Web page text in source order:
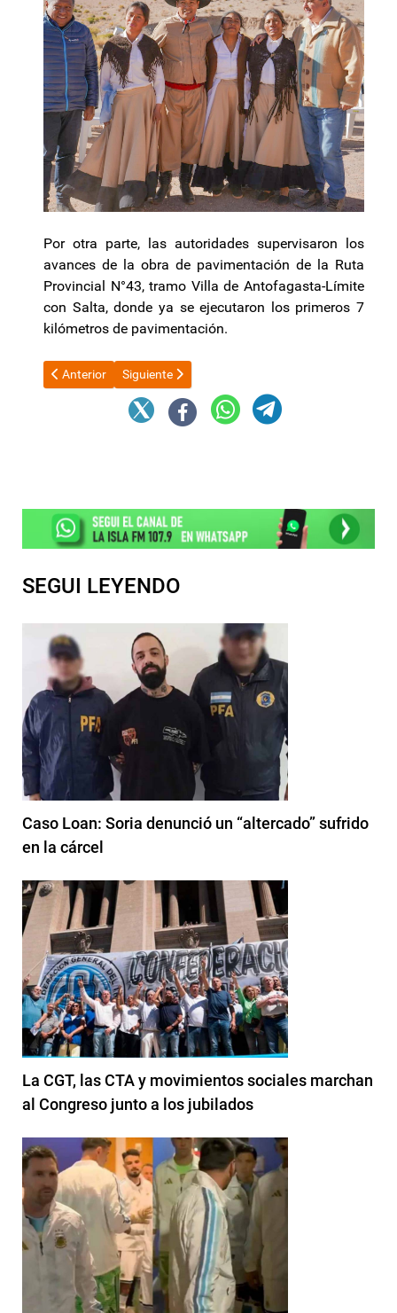
Por otra parte, las autoridades supervisaron los
avances de la obra de pavimentación de la Ruta
Provincial N°43, tramo Villa de Antofagasta-Límite
con Salta, donde ya se ejecutaron los primeros 7
kilómetros de pavimentación.
Artículo anterior: Caputo busca remonetizar con dólares del
Anterior Artículo siguiente: Javier Milei participa en el
Siguiente
SEGUI LEYENDO
Caso Loan: Soria denunció un “altercado” sufrido
en la cárcel
La CGT, las CTA y movimientos sociales marchan
al Congreso junto a los jubilados